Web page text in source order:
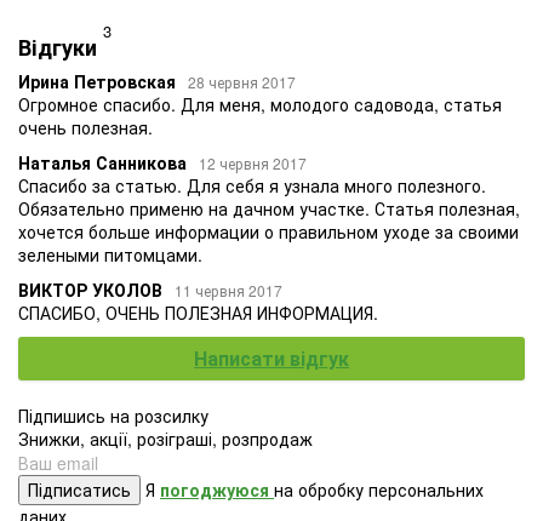
Відгуки 3
Ирина Петровская 28 червня 2017
Огромное спасибо. Для меня, молодого садовода, статья
очень полезная.
Наталья Санникова
12 червня 2017
Спасибо за статью. Для себя я узнала много полезного.
Обязательно применю на дачном участке. Статья полезная,
хочется больше информации о правильном уходе за своими
зелеными питомцами.
ВИКТОР УКОЛОВ
11 червня 2017
СПАСИБО, ОЧЕНЬ ПОЛЕЗНАЯ ИНФОРМАЦИЯ.
Написати відгук
Підпишись на розсилку
Знижки, акції, розіграші, розпродаж
Підписатись Я погоджуюся на обробку персональних